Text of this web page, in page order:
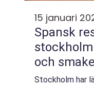
15 januari
Spansk
stockholm mat, stämning
och
kvar
Stockholm har